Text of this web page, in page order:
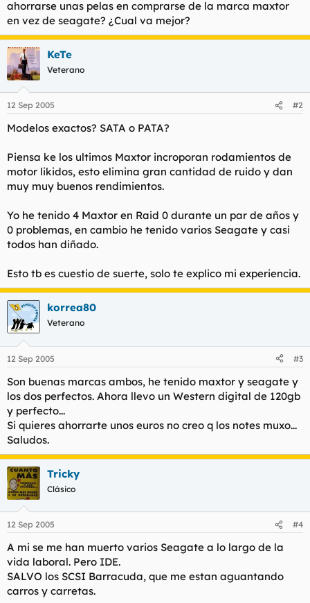
l
t
e
m
a
i
o
ahorrarse unas pelas en comprarse de la marca maxtor
en vez de seagate? ¿Cual va mejor?
KeTe
Veterano
12 Sep 2005 #2
Modelos exactos? SATA o PATA?
Piensa ke los ultimos Maxtor incroporan rodamientos de
motor likidos, esto elimina gran cantidad de ruido y dan
muy muy buenos rendimientos.
Yo he tenido 4 Maxtor en Raid 0 durante un par de años y
0 problemas, en cambio he tenido varios Seagate y casi
todos han diñado.
Esto tb es cuestio de suerte, solo te explico mi experiencia.
korrea80
Veterano
12 Sep 2005 #3
Son buenas marcas ambos, he tenido maxtor y seagate y
los dos perfectos. Ahora llevo un Western digital de 120gb
y perfecto...
Si quieres ahorrarte unos euros no creo q los notes muxo...
Saludos.
Tricky
Clásico
12 Sep 2005 #4
A mi se me han muerto varios Seagate a lo largo de la
vida laboral. Pero IDE.
SALVO los SCSI Barracuda, que me estan aguantando
carros y carretas.